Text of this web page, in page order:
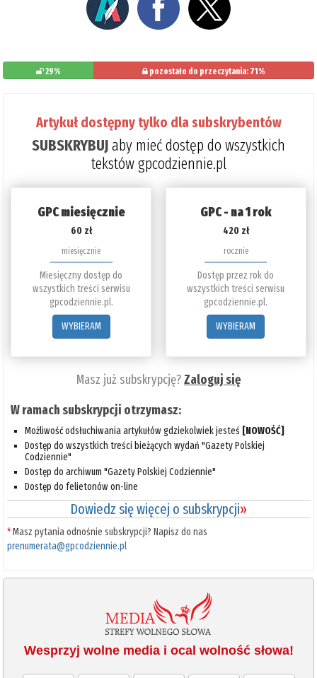
29% pozostało do przeczytania: 71%
Artykuł dostępny tylko dla subskrybentów
SUBSKRYBUJaby mieć dostęp do wszystkich
tekstów gpcodziennie.pl
GPC miesięcznie
60 zł
miesięcznie
Miesięczny dostęp do
wszystkich treści serwisu
gpcodziennie.pl.
WYBIERAM
GPC - na 1 rok
420 zł
rocznie
Dostęp przez rok do
wszystkich treści serwisu
gpcodziennie.pl.
WYBIERAM
Masz już subskrypcję?Zaloguj się
W ramach subskrypcji otrzymasz:
Możliwość odsłuchiwania artykułów gdziekolwiek jesteś [NOWOŚĆ]
Dostęp do wszystkich treści bieżących wydań "Gazety Polskiej
Codziennie"
Dostęp do archiwum "Gazety Polskiej Codziennie"
Dostęp do felietonów on-line
Dowiedz się więcej o subskrypcji»
*Masz pytania odnośnie subskrypcji? Napisz do nas
prenumerata@gpcodziennie.pl
Wesprzyj wolne media i ocal wolność słowa!